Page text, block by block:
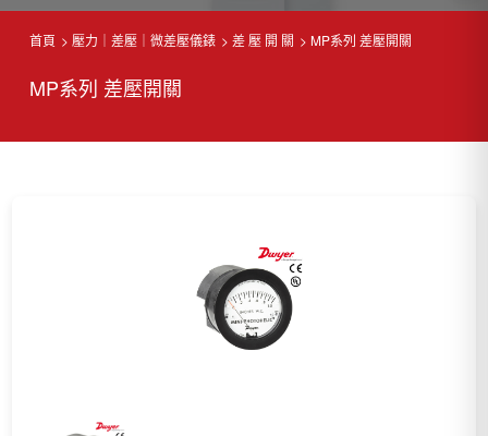
首頁 壓力｜差壓｜微差壓儀錶 差 壓 開 關 MP系列 差壓開關
MP系列 差壓開關